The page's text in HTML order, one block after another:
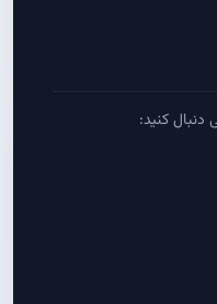
دنبال کنید: